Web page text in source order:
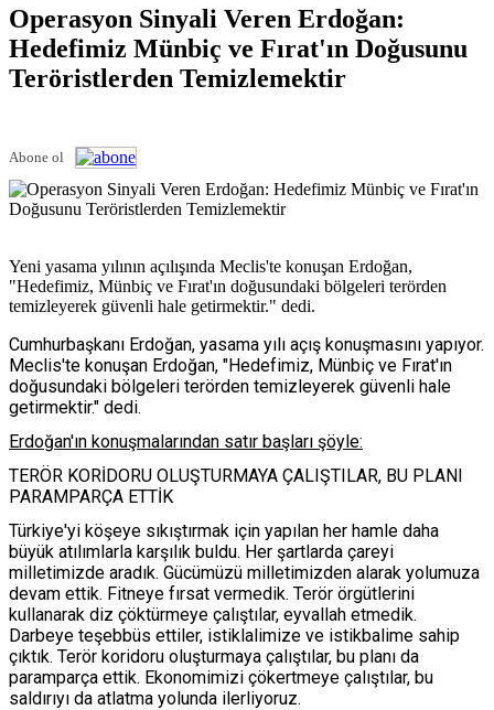
Operasyon Sinyali Veren Erdoğan:
Hedefimiz Münbiç ve Fırat'ın Doğusunu
Teröristlerden Temizlemektir
Abone ol
Yeni yasama yılının açılışında Meclis'te konuşan Erdoğan,
"Hedefimiz, Münbiç ve Fırat'ın doğusundaki bölgeleri terörden
temizleyerek güvenli hale getirmektir." dedi.
Cumhurbaşkanı Erdoğan, yasama yılı açış konuşmasını yapıyor.
Meclis'te konuşan Erdoğan, "Hedefimiz, Münbiç ve Fırat'ın
doğusundaki bölgeleri terörden temizleyerek güvenli hale
getirmektir." dedi.
Erdoğan'ın konuşmalarından satır başları şöyle:
TERÖR KORİDORU OLUŞTURMAYA ÇALIŞTILAR, BU PLANI
PARAMPARÇA ETTİK
Türkiye'yi köşeye sıkıştırmak için yapılan her hamle daha
büyük atılımlarla karşılık buldu. Her şartlarda çareyi
milletimizde aradık. Gücümüzü milletimizden alarak yolumuza
devam ettik. Fitneye fırsat vermedik. Terör örgütlerini
kullanarak diz çöktürmeye çalıştılar, eyvallah etmedik.
Darbeye teşebbüs ettiler, istiklalimize ve istikbalime sahip
çıktık. Terör koridoru oluşturmaya çalıştılar, bu planı da
paramparça ettik. Ekonomimizi çökertmeye çalıştılar, bu
saldırıyı da atlatma yolunda ilerliyoruz.